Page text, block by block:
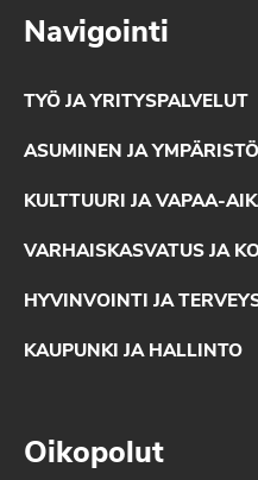
Navigointi
TYÖ JA YRITYSPALVELUT
ASUMINEN JA YMPÄRISTÖ
KULTTUURI JA VAPAA-
VARHAISKASVATUS JA
HYVINVOINTI JA
KAUPUNKI JA HALLINTO
Oikopolut